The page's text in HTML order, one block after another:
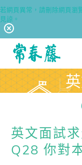
若網頁異常，請刪除網頁瀏
見諒。
回常春藤首頁
英文面試
Q28 你對